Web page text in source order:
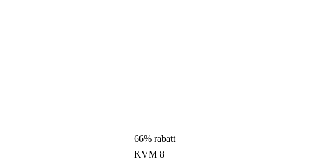
66% rabatt
KVM 8